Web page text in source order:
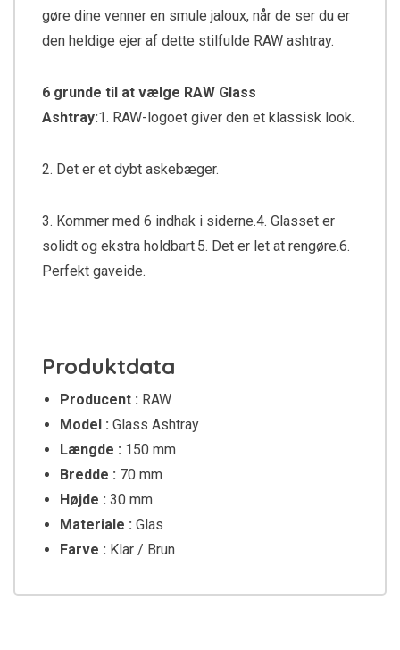
gøre dine venner en smule jaloux, når de ser du er
den heldige ejer af dette stilfulde RAW ashtray.
6 grunde til at vælge RAW Glass
Ashtray:1. RAW-logoet giver den et klassisk look.
2. Det er et dybt askebæger.
3. Kommer med 6 indhak i siderne.4. Glasset er
solidt og ekstra holdbart.5. Det er let at rengøre.6.
Perfekt gaveide.
Produktdata
Producent : RAW
Model : Glass Ashtray
Længde : 150 mm
Bredde : 70 mm
Højde : 30 mm
Materiale : Glas
Farve : Klar / Brun